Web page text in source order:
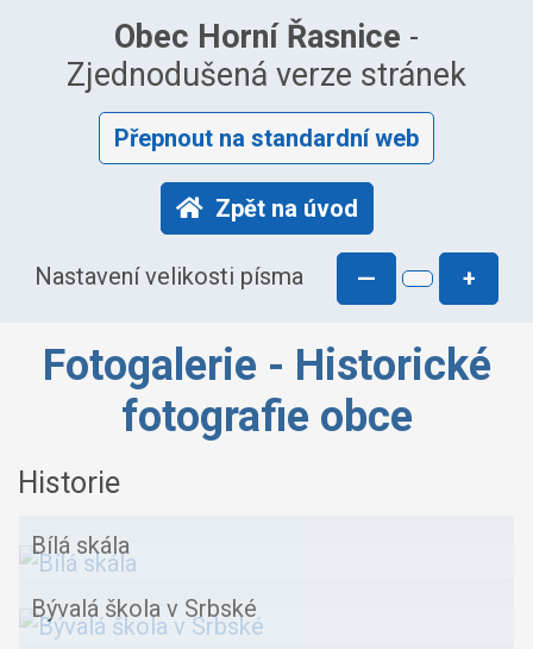
Obec Horní Řasnice -
Zjednodušená verze stránek
Přepnout na standardní web
Zpět na úvod
Nastavení velikosti písma — +
Fotogalerie - Historické
fotografie obce
Historie
Bílá skála
Bývalá škola v Srbské